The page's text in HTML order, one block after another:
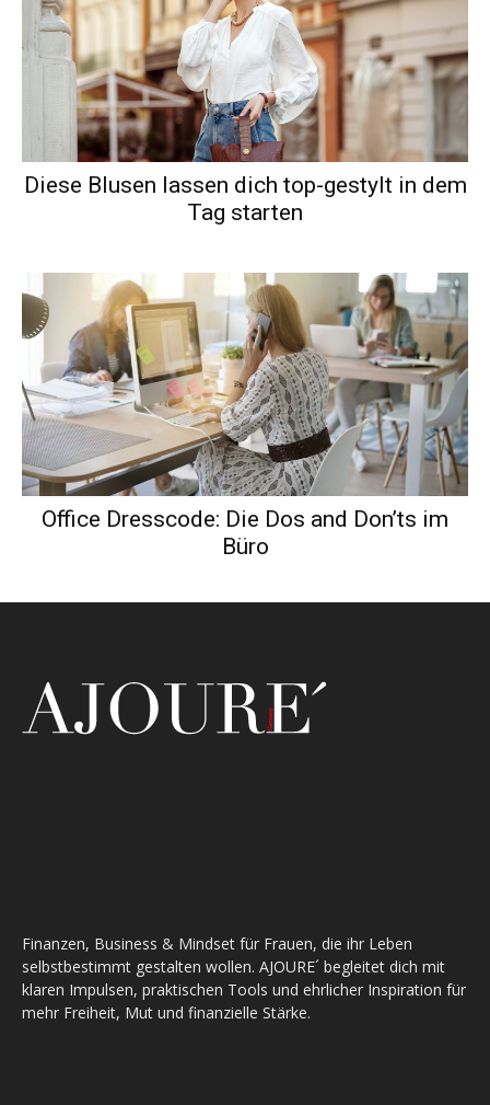
Diese Blusen lassen dich top-gestylt in dem
Tag starten
Office Dresscode: Die Dos and Don’ts im
Büro
Finanzen, Business & Mindset für Frauen, die ihr Leben
selbstbestimmt gestalten wollen. AJOURE´ begleitet dich mit
klaren Impulsen, praktischen Tools und ehrlicher Inspiration für
mehr Freiheit, Mut und finanzielle Stärke.